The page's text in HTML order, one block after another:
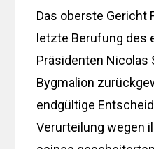
Das oberste Gericht
letzte Berufung des
Präsidenten Nicolas
Bygmalion
endgültige
Verurteilung wegen